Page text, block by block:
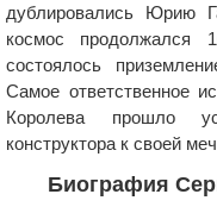
дублировались Юрию
космос
состоялось
Самое ответственное
Королева прошло
конструктора к своей
Биография